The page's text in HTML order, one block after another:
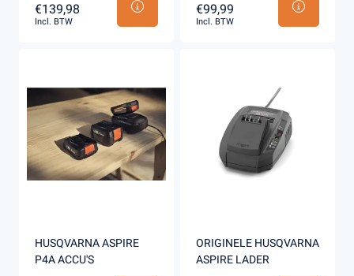
€139,98
Incl. BTW
€99,99
Incl. BTW
HUSQVARNA ASPIRE
P4A ACCU'S
ORIGINELE HUSQVARNA
ASPIRE LADER